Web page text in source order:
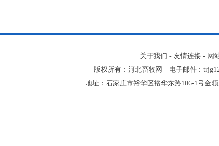
关于我们 - 友情连接 - 网
版权所有：河北畜牧网 电子邮件：
地址：石家庄市裕华区裕华东路106-1号金领